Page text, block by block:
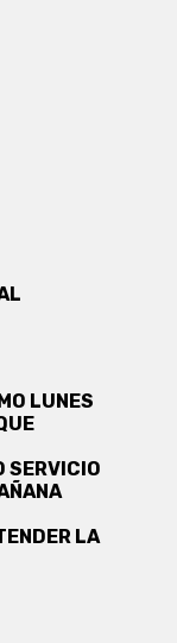
LUNES
SERVICIO
LA